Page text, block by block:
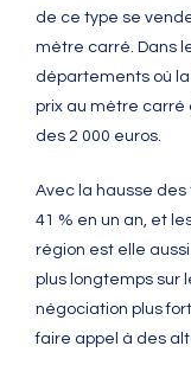
de ce type se
mètre carré. Dans
départements où
prix au mètre carré
des 2 000 euros.
Avec la hausse
41 % en un an, et
région est elle
plus longtemps sur
négociation plus
faire appel à des